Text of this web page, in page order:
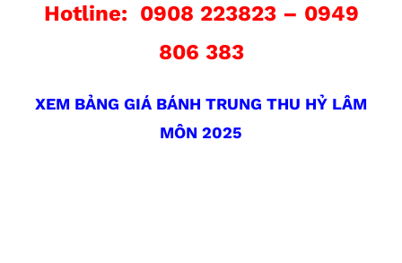
Hotline: 0908 223823 – 0949
806 383
XEM BẢNG GIÁ BÁNH TRUNG THU HỶ LÂM
MÔN 2025